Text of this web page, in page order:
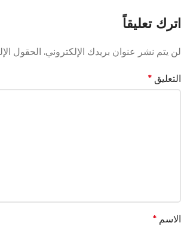
اترك تعليقاً
لن يتم نشر عنوان بريدك الإلكتروني. الحقول
التعليق *
الاسم *